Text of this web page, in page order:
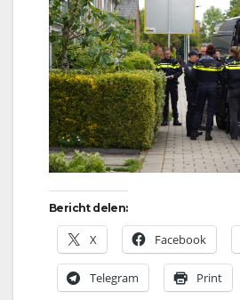
Bericht delen:
X Facebook
Telegram Print